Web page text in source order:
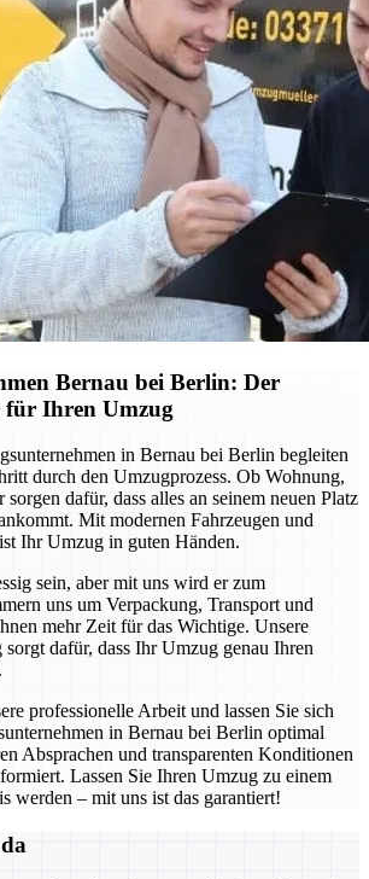
Bernau bei Berlin: Der
für Ihren Umzug
in Bernau bei Berlin begleiten
durch den Umzugprozess. Ob Wohnung,
dafür, dass alles an seinem neuen Platz
Mit modernen Fahrzeugen und
Ihr Umzug in guten Händen.
sein, aber mit uns wird er zum
uns um Verpackung, Transport und
mehr Zeit für das Wichtige. Unsere
dafür, dass Ihr Umzug genau Ihren
professionelle Arbeit und lassen Sie sich
in Bernau bei Berlin optimal
Absprachen und transparenten Konditionen
Lassen Sie Ihren Umzug zu einem
werden – mit uns ist das garantiert!